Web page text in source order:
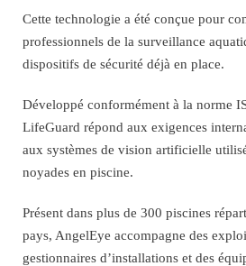
Cette technologie a été conçue pour
professionnels de la surveillance
dispositifs de sécurité déjà en place.
Développé conformément à la norme
LifeGuard répond aux exigences
aux systèmes de vision artificielle
noyades en piscine.
Présent dans plus de 300 piscines
pays, AngelEye accompagne des
gestionnaires d’installations et des